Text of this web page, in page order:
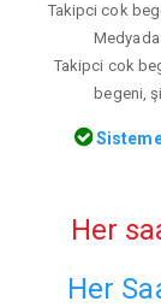
Takipci cok
Takipci cok
begeni,
Her
Her